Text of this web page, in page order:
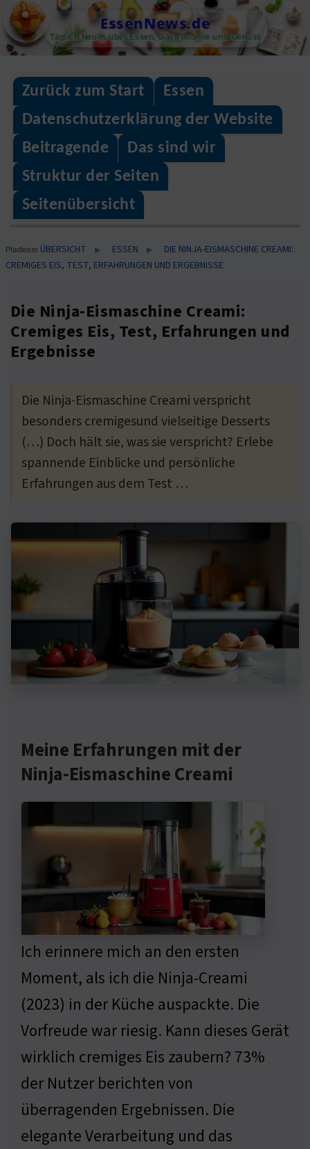
Skip
to
content
EssenNews.de
Täglich Neues über Essen, Gastronomie und Genuss
Zurück zum Start
Essen
Datenschutzerklärung der Website
Beitragende
Das sind wir
Struktur der Seiten
Seitenübersicht
Pfadleiste ÜBERSICHT ▶ ESSEN ▶
DIE NINJA-EISMASCHINE CREAMI:
CREMIGES EIS, TEST, ERFAHRUNGEN UND ERGEBNISSE
Die Ninja-Eismaschine Creami:
Cremiges Eis, Test, Erfahrungen und
Ergebnisse
Die Ninja-Eismaschine Creami verspricht
besonders cremigesund vielseitige Desserts
(…) Doch hält sie, was sie verspricht? Erlebe
spannende Einblicke und persönliche
Erfahrungen aus dem Test …
Meine Erfahrungen mit der
Ninja-Eismaschine Creami
Ich erinnere mich an den ersten
Moment, als ich die Ninja-Creami
(2023) in der Küche auspackte. Die
Vorfreude war riesig. Kann dieses Gerät
wirklich cremiges Eis zaubern? 73%
der Nutzer berichten von
überragenden Ergebnissen. Die
elegante Verarbeitung und das